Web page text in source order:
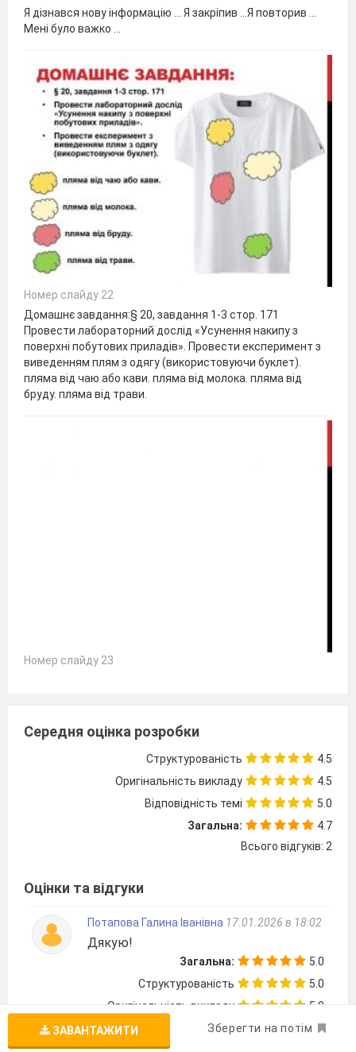
Я дізнався нову інформацію ... Я закріпив …Я повторив …
Мені було важко …
Номер слайду 22
Домашнє завдання:§ 20, завдання 1-3 стор. 171
Провести лабораторний дослід «Усунення накипу з
поверхні побутових приладів». Провести експеримент з
виведенням плям з одягу (використовуючи буклет).
пляма від чаю або кави. пляма від молока. пляма від
бруду. пляма від трави.
Номер слайду 23
Середня оцінка розробки
Структурованість
4.5
Оригінальність викладу
4.5
Відповідність темі
5.0
Загальна:
4.7
Всього відгуків: 2
Оцінки та відгуки
Потапова Галина Іванівна 17.01.2026 в 18:02
Дякую!
Загальна:
5.0
Структурованість
5.0
Оригінальність викладу
5.0
Відповідність темі
5.0
ЗАВАНТАЖИТИ Зберегти на потім